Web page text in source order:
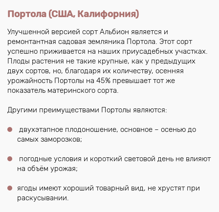
Портола (США, Калифорния)
Улучшенной версией сорт Альбион является и
ремонтантная садовая земляника Портола. Этот сорт
успешно приживается на наших приусадебных участках.
Плоды растения не такие крупные, как у предыдущих
двух сортов, но, благодаря их количеству, осенняя
урожайность Портолы на 45% превышает тот же
показатель материнского сорта.
Другими преимуществами Портолы являются:
двухэтапное плодоношение, основное – осенью до
самых заморозков;
погодные условия и короткий световой день не влияют
на объём урожая;
ягоды имеют хороший товарный вид, не хрустят при
раскусывании.